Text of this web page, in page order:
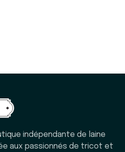
indépendante de laine
aux passionnés de tricot et